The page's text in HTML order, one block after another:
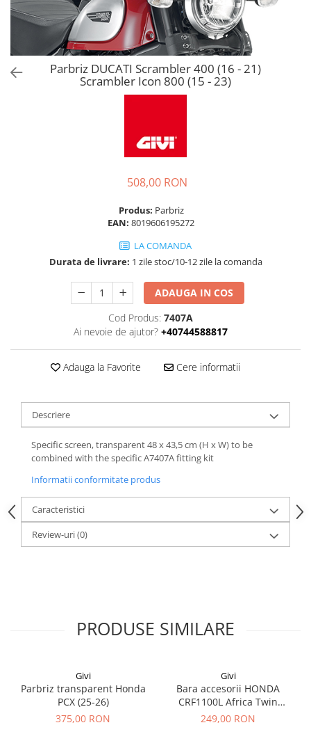
Parbriz DUCATI Scrambler 400 (16 - 21)
Scrambler Icon 800 (15 - 23)
508,00 RON
Produs: Parbriz
EAN: 8019606195272
LA COMANDA
Durata de livrare: 1 zile stoc/10-12 zile la comanda
ADAUGA IN COS
Cod Produs: 7407A
Ai nevoie de ajutor? +40744588817
Adauga la Favorite Cere informatii
Descriere
Specific screen, transparent 48 x 43,5 cm (H x W) to be
combined with the specific A7407A fitting kit
Informatii conformitate produs
Caracteristici
Review-uri(0)
PRODUSE SIMILARE
Givi
Parbriz transparent Honda
PCX (25-26)
375,00 RON
Givi
Bara accesorii HONDA
CRF1100L Africa Twin
Adventure Sports (20 - 23)
249,00 RON